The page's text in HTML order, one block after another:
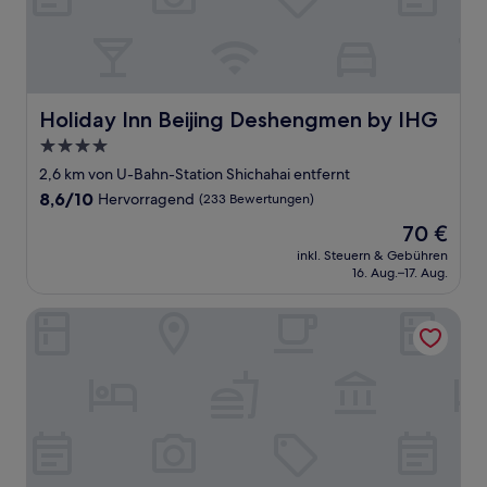
Holiday Inn Beijing Deshengmen by IHG
Holiday Inn Beijing Deshengmen by IHG
4.0-
Sterne-
Unterkunft
2,6 km von U-Bahn-Station Shichahai entfernt
8.6
8,6/10 Hervorragend (233 Bewertungen)
Der
Preis
beträgt
70 €
inkl. Steuern & Gebühren
16. Aug.–17. Aug.
Blossom House Prince Kung's Mansion · Beijing Houhai